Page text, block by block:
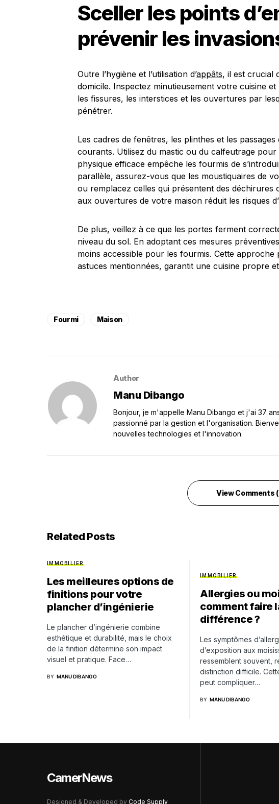
Sceller les points
prévenir les
Outre l’hygiène et l’utilisation d’appâts, il est crucial
domicile. Inspectez minutieusement votre cuisine
les fissures, les interstices et les ouvertures par
pénétrer.
Les cadres de fenêtres, les plinthes et les
courants. Utilisez du mastic ou du calfeutrage
physique efficace empêche les fourmis de
parallèle, assurez-vous que les moustiquaires de
ou remplacez celles qui présentent des
aux ouvertures de votre maison réduit les risques
De plus, veillez à ce que les portes ferment
niveau du sol. En adoptant ces mesures
moins accessible pour les fourmis. Cette
astuces mentionnées, garantit une cuisine propre
Fourmi Maison
Author
Manu Dibango
Bonjour, je m'appelle Manu Dibango et j'ai 37
passionné par la gestion et l'organisation.
nouvelles technologies et l'innovation.
View Comments
Related Posts
IMMOBILIER
Les meilleures options de
finitions pour votre
plancher d’ingénierie
Le plancher d’ingénierie combine
esthétique et durabilité, mais le choix
de la finition détermine son impact
visuel et pratique. Face…
BY MANU DIBANGO
IMMOBILIER
Allergies ou
comment faire
différence ?
Les symptômes
d’exposition aux
ressemblent souvent,
distinction difficile.
peut compliquer…
BY MANU DIBANGO
CamerNews
Designed & Developed by Code Supply